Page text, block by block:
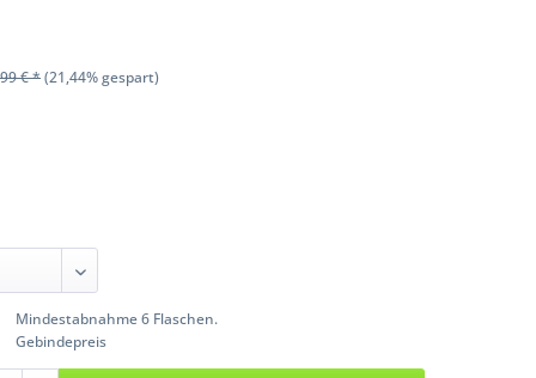
€ *(21,44% gespart)
Mindestabnahme 6 Flaschen.
Gebindepreis